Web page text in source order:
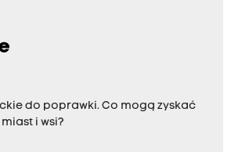
do poprawki. Co mogą zyskać
i wsi?